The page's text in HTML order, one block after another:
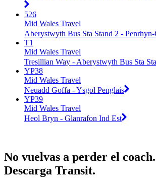
526
Mid Wales Travel
Aberystwyth Bus Sta Stand 2 -
T1
Mid Wales Travel
Tresillian Way - Aberystwyth Bus Sta
YP38
Mid Wales Travel
Neuadd Goffa - Ysgol Penglais
YP39
Mid Wales Travel
Heol Bryn - Glanrafon Ind Est
No vuelvas a perder el coach.
Descarga Transit.